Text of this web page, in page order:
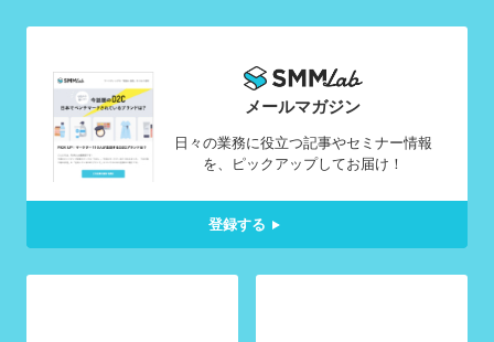
メールマガジン
日々の業務に役立つ記事やセミナー情報
を、ピックアップしてお届け！
登録する